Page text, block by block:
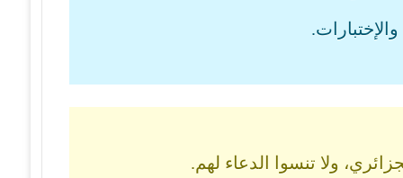
ولا تنسوا الدعاء لهم.